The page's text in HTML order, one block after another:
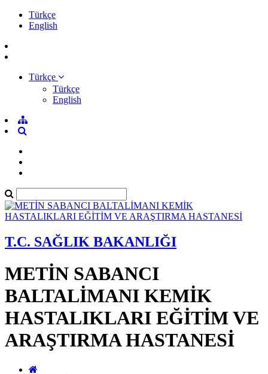
Türkçe
English
Türkçe
Türkçe
English
T.C. SAĞLIK BAKANLIĞI
METİN SABANCI
BALTALİMANI KEMİK
HASTALIKLARI EĞİTİM VE
ARAŞTIRMA HASTANESİ